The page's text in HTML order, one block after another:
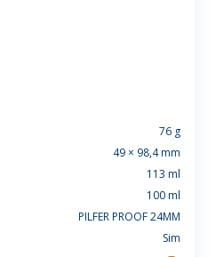
76 g
49 × 98,4 mm
113 ml
100 ml
PILFER PROOF 24MM
Sim